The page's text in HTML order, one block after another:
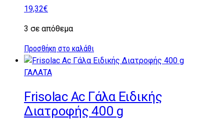
19,32€
3 σε απόθεμα
Προσθήκη στο καλάθι
ΓΑΛΑΤΑ
Frisolac Ac Γάλα Ειδικής
Διατροφής 400 g